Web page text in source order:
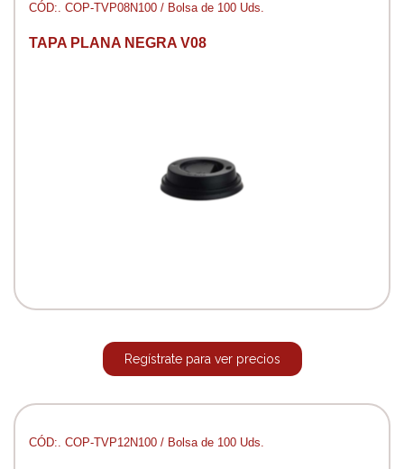
CÓD:. COP-TVP08N100 / Bolsa de 100 Uds.
TAPA PLANA NEGRA V08
Regístrate para ver precios
CÓD:. COP-TVP12N100 / Bolsa de 100 Uds.